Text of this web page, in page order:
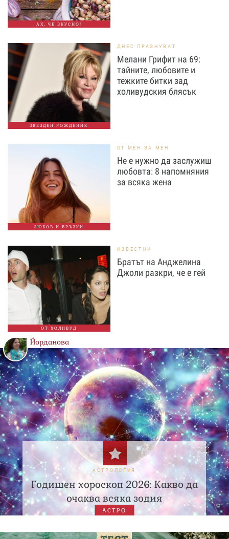
АХ, ЧЕ ВКУСНО!
ЗВЕЗДЕН РОЖДЕНИК
ДНЕС ПРАЗНУВАТ
Мелани Грифит на 69:
тайните, любовите и
тежките битки зад
холивудския блясък
ЛЮБОВ И ВРЪЗКИ
ОТ МЕН ЗА МЕН
Не е нужно да заслужиш
любовта: 8 напомняния
за всяка жена
ОТ ХОЛИВУД
ИЗВЕСТНИ
Братът на Анджелина
Джоли разкри, че е гей
Йорданова
АСТРОЛОГИЯ
Годишен хороскоп 2026: Какво да
очаква всяка зодия
АСТРО